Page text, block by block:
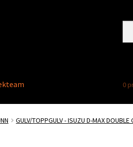
0
GULV/TOPPGULV - ISUZU D-MAX DOUBLE